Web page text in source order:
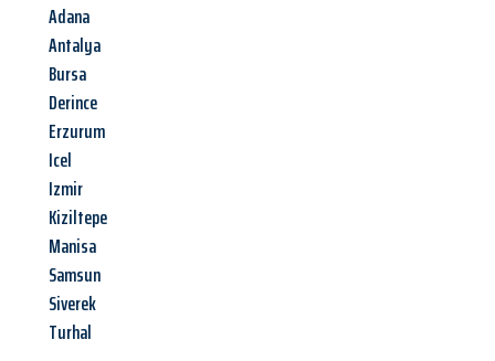
Adana
Antalya
Bursa
Derince
Erzurum
Icel
Izmir
Kiziltepe
Manisa
Samsun
Siverek
Turhal